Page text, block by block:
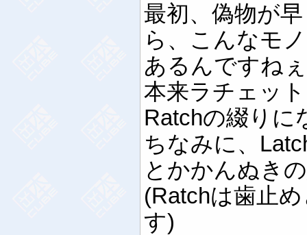
最初、偽物が
ら、こんなモ
あるんですね
本来ラチェッ
Ratchの綴り
ちなみに、
とかかんぬき
(Ratchは歯止
す)